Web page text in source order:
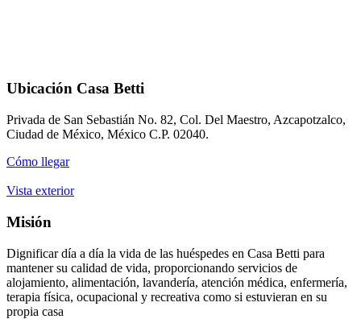
Ubicación Casa Betti
Privada de San Sebastián No. 82, Col. Del Maestro, Azcapotzalco,
Ciudad de México, México C.P. 02040.
Cómo llegar
Vista exterior
Misión
Dignificar día a día la vida de las huéspedes en Casa Betti para
mantener su calidad de vida, proporcionando servicios de
alojamiento, alimentación, lavandería, atención médica, enfermería,
terapia física, ocupacional y recreativa como si estuvieran en su
propia casa